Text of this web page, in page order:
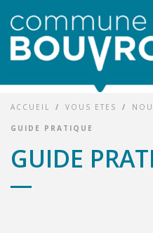
ACCUEIL / VOUS ETES /
GUIDE PRATIQUE
GUIDE